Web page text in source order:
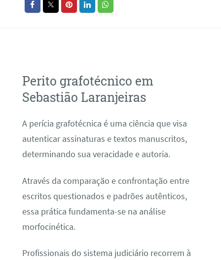
Perito grafotécnico em
Sebastião Laranjeiras
A perícia grafotécnica é uma ciência que visa
autenticar assinaturas e textos manuscritos,
determinando sua veracidade e autoria.
Através da comparação e confrontação entre
escritos questionados e padrões autênticos,
essa prática fundamenta-se na análise
morfocinética.
Profissionais do sistema judiciário recorrem à